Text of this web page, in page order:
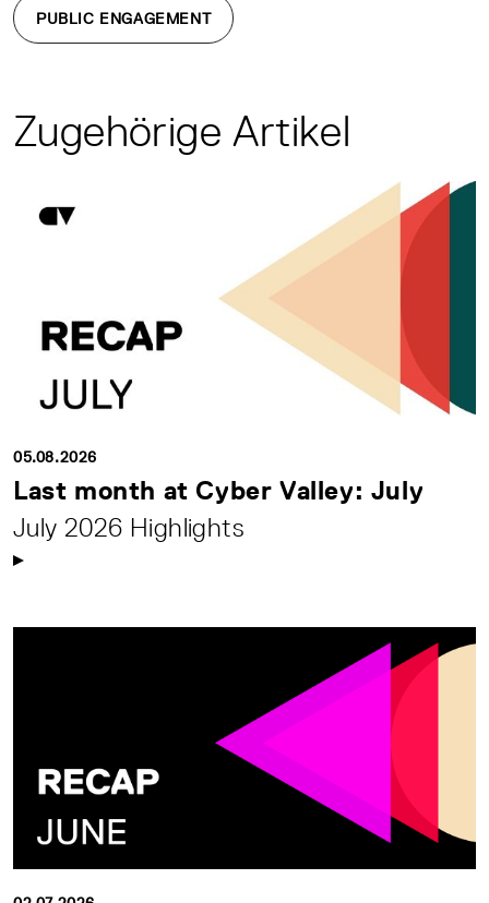
PUBLIC ENGAGEMENT
Zugehörige Artikel
05.08.2026
Last month at Cyber Valley: July
July 2026 Highlights